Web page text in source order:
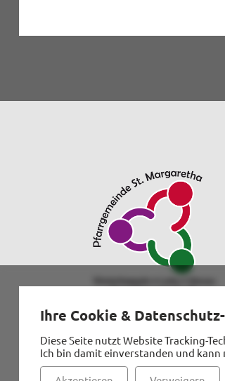
Ihre Cookie &
Diese Seite nutzt Website Tracking-
Ich bin damit einverstanden und